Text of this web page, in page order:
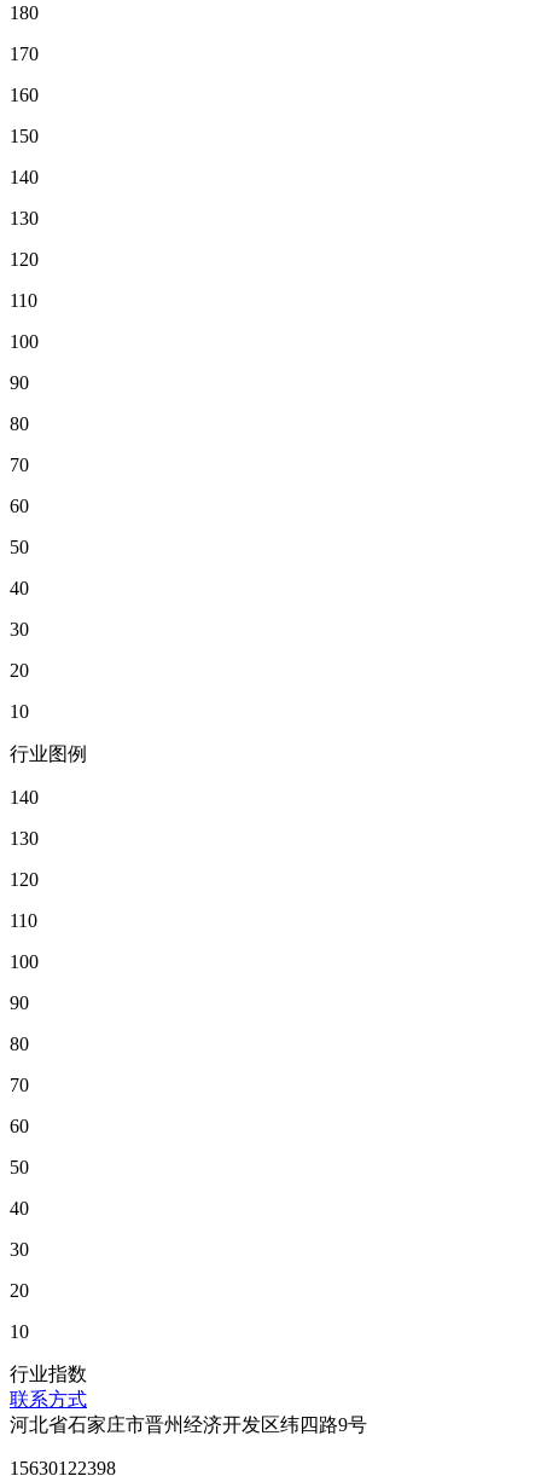
180
170
160
150
140
130
120
110
100
90
80
70
60
50
40
30
20
10
行业图例
140
130
120
110
100
90
80
70
60
50
40
30
20
10
行业指数
联系方式
河北省石家庄市晋州经济开发区纬四路9号
15630122398